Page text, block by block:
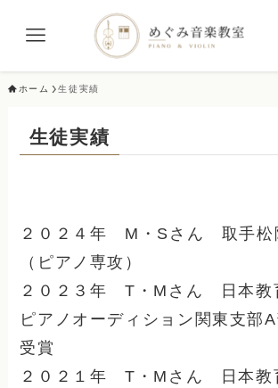
ホーム 生徒実績
生徒実績
２０２４年 M・Sさん 取手松
（ピアノ専攻）
２０２３年 T・Mさん 日本教
ピアノオーディション関東支部
受賞
２０２１年 T・Mさん 日本教